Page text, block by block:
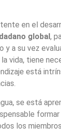
en el
global ,
y a su vez
vida, tiene
está
se está
los